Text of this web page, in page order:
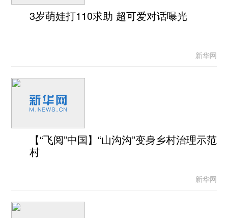
3岁萌娃打110求助 超可爱对话曝光
新华网
【“飞阅”中国】“山沟沟”变身乡村治理示范
村
新华网